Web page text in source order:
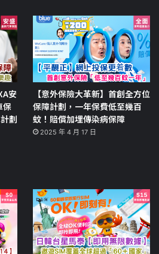
安
保
劃
【意外保險大革新】首創全方位
保障計劃，一年保費低至幾百
蚊！賠償加埋傳染病保障
2025 年 4 月 17 日